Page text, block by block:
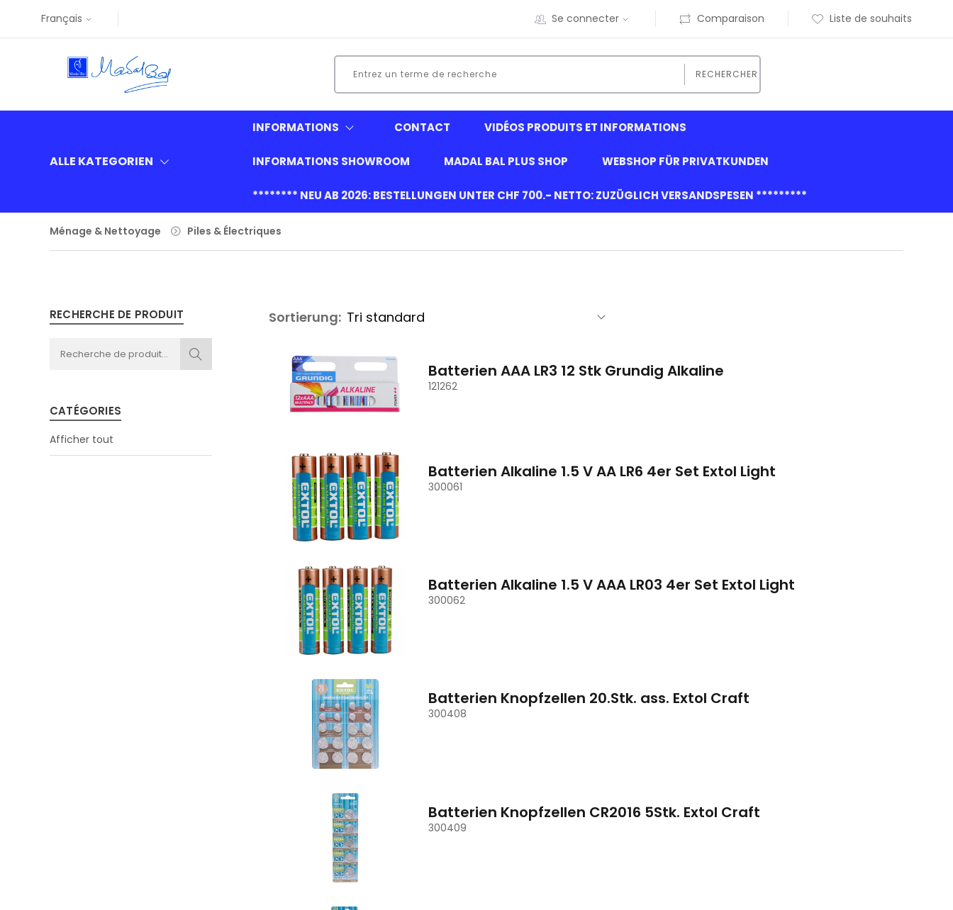
Français Se connecter Comparaison Liste de souhaits
RECHERCHER
ALLE KATEGORIEN
INFORMATIONS CONTACT VIDÉOS PRODUITS ET INFORMATIONS
INFORMATIONS SHOWROOM MADAL BAL PLUS SHOP WEBSHOP FÜR PRIVATKUNDEN
******** NEU AB 2026: BESTELLUNGEN UNTER CHF 700.- NETTO: ZUZÜGLICH VERSANDSPESEN *********
Ménage & Nettoyage Piles & Électriques
RECHERCHE DE PRODUIT
CATÉGORIES
Afficher tout
Sortierung:
Batterien AAA LR3 12 Stk Grundig Alkaline
121262
Batterien Alkaline 1.5 V AA LR6 4er Set Extol Light
300061
Batterien Alkaline 1.5 V AAA LR03 4er Set Extol Light
300062
Batterien Knopfzellen 20.Stk. ass. Extol Craft
300408
Batterien Knopfzellen CR2016 5Stk. Extol Craft
300409